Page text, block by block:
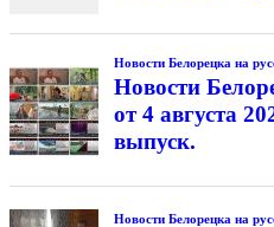
Новости Белорецка на
Новости
от 4 августа
выпуск.
Новости Белорецка на